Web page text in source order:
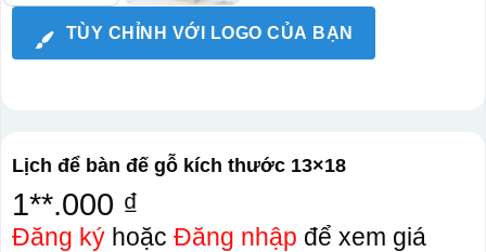
TÙY CHỈNH VỚI LOGO CỦA BẠN
Lịch để bàn đế gỗ kích thước 13×18
1**.000 ₫
Đăng kýhoặc Đăng nhập để xem giá